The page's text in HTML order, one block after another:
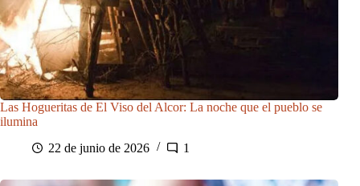
Las Hogueritas de El Viso del Alcor: La noche que el pueblo se
ilumina
22 de junio de 2026
1